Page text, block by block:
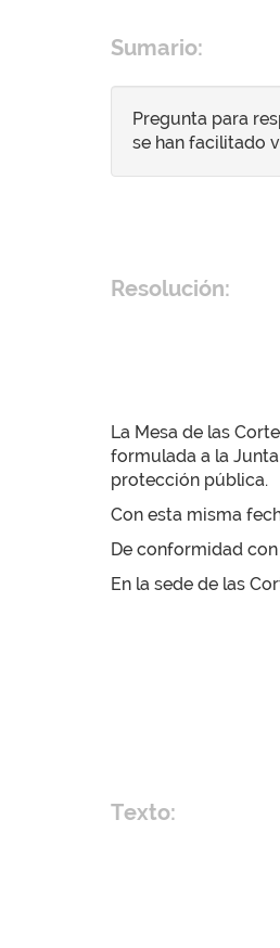
Sumario:
Pregunta para
se han facilitado
Resolución:
La Mesa de las
formulada a la
protección pública.
Con esta misma
De conformidad
En la sede de las
Texto: